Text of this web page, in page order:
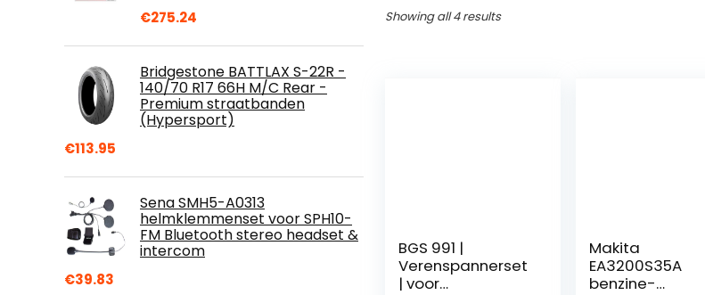
€275.24
Bridgestone BATTLAX S-22R -
140/70 R17 66H M/C Rear -
Premium straatbanden
(Hypersport)
€113.95
Sena SMH5-A0313
helmklemmenset voor SPH10-
FM Bluetooth stereo headset &
intercom
€39.83
Showing all 4 results
BGS 991 |
Verenspannerset
| voor
Makita
EA3200S35A
benzine-